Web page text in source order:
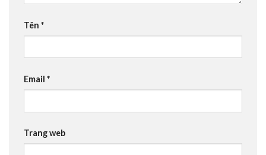
Tên *
Email *
Trang web